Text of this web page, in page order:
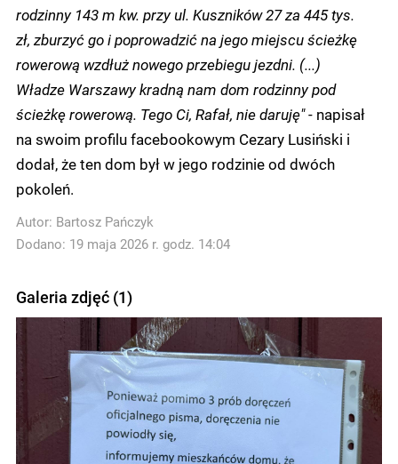
rodzinny 143 m kw. przy ul. Kuszników 27 za 445 tys.
zł, zburzyć go i poprowadzić na jego miejscu ścieżkę
rowerową wzdłuż nowego przebiegu jezdni. (...)
Władze Warszawy kradną nam dom rodzinny pod
ścieżkę rowerową. Tego Ci, Rafał, nie daruję"- napisał
na swoim profilu facebookowym Cezary Lusiński i
dodał, że ten dom był w jego rodzinie od dwóch
pokoleń.
Autor: Bartosz Pańczyk
Dodano: 19 maja 2026 r. godz. 14:04
Galeria zdjęć (1)